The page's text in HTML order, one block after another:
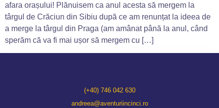
afara orașului! Plănuisem ca anul acesta să mergem la
târgul de Crăciun din Sibiu după ce am renunțat la ideea de
a merge la târgul din Praga (am amânat până la anul, când
sperăm că va fi mai ușor să mergem cu […]
(+40) 746 042 630
andreea@aventuriincinci.ro